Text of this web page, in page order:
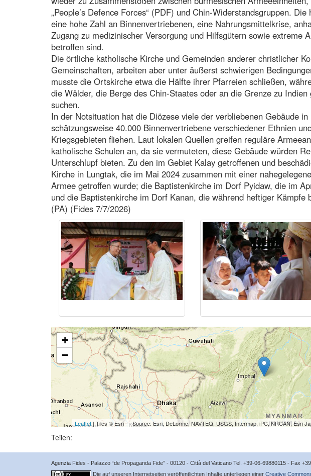
„People’s Defence Forces“ (PDF) und Chin-Widerstandsgruppen.
eine hohe Zahl an Binnenvertriebenen, eine Nahrungsmittelkrise,
Zugang zu medizinischer Versorgung und Hilfsgütern sowie extreme
betroffen sind.
Die örtliche katholische Kirche und Gemeinden anderer christlicher
Gemeinschaften, arbeiten aber unter äußerst schwierigen
musste die Ortskirche etwa die Hälfte ihrer Pfarreien schließen,
die Wälder, die Berge des Chin-Staates oder an die Grenze zu
suchen.
In der Notsituation hat die Diözese viele der verbliebenen Gebäude
schätzungsweise 40.000 Binnenvertriebene verschiedener Ethnien
Kriegsgebieten fliehen. Laut lokalen Quellen greifen reguläre
katholische Schulen an, da sie vermuteten, diese Gebäude würden
Unterschlupf bieten. Zu den im Gebiet Kalay getroffenen und
Kirche in Lungtak, die im Mai 2024 zusammen mit einer
Armee getroffen wurde; die Baptistenkirche im Dorf Pyidaw, die im
und die Baptistenkirche im Dorf Kanan, die während heftiger Kämpfe
(PA) (Fides 7/7/2026)
+
−
Leaflet| Tiles © Esri — Source: Esri, DeLorme, NAVTEQ, USGS, Intermap, iPC, NRCAN, Esri
Teilen:
Agenzia Fides - Palazzo “de Propaganda Fide” - 00120 - Città del Vaticano Tel. +39-06-69880115 - Fax
Die auf unseren Internetseiten veröffentlichten Inhalte unterliegen einer Creative